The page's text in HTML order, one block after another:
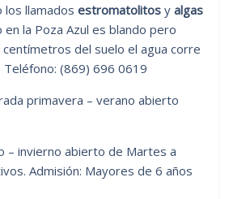
los llamadosestromatolitos yalgas
en la Poza Azul es blando pero
del suelo el agua corre
Teléfono: (869) 696 0619
primavera – verano abierto
– invierno abierto de Martes a
Admisión: Mayores de 6 años